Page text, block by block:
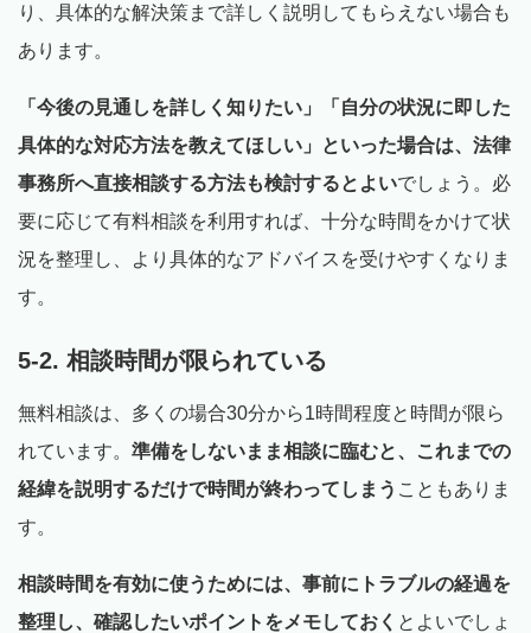
り、具体的な解決策まで詳しく説明してもらえない場合も
あります。
「今後の見通しを詳しく知りたい」「自分の状況に即した
具体的な対応方法を教えてほしい」といった場合は、法律
事務所へ直接相談する方法も検討するとよいでしょう。必
要に応じて有料相談を利用すれば、十分な時間をかけて状
況を整理し、より具体的なアドバイスを受けやすくなりま
す。
5-2. 相談時間が限られている
無料相談は、多くの場合30分から1時間程度と時間が限ら
れています。 準備をしないまま相談に臨むと、これまでの
経緯を説明するだけで時間が終わってしまう こともありま
す。
相談時間を有効に使うためには、事前にトラブルの経過を
整理し、確認したいポイントをメモしておく とよいでしょ